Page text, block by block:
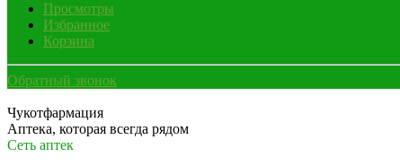
Просмотры
Избранное
Корзина
Обратный звонок
Чукотфармация
Аптека, которая всегда рядом
Сеть аптек